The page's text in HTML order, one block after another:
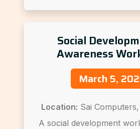
Social
Awareness
March 5,
Location: Sai
A social development